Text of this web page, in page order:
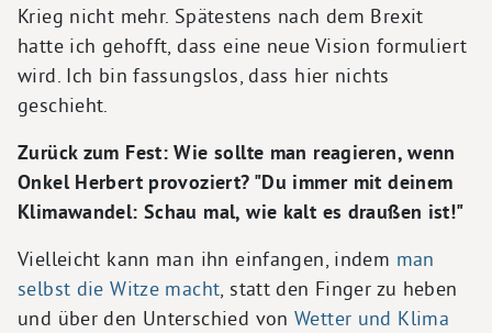
Krieg nicht mehr. Spätestens nach dem Brexit
hatte ich gehofft, dass eine neue Vision formuliert
wird. Ich bin fassungslos, dass hier nichts
geschieht.
Zurück zum Fest: Wie sollte man reagieren, wenn
Onkel Herbert provoziert? "Du immer mit deinem
Klimawandel: Schau mal, wie kalt es draußen ist!"
Vielleicht kann man ihn einfangen, indem man
selbst die Witze macht, statt den Finger zu heben
und über den Unterschied vonWetter und Klima